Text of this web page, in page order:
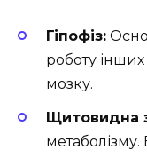
Гіпофіз:
роботу інших
мозку.
Щитовидна
метаболізму.